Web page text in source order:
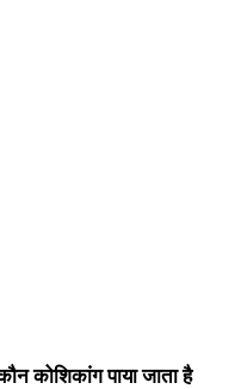
कोशिकांग पाया जाता है